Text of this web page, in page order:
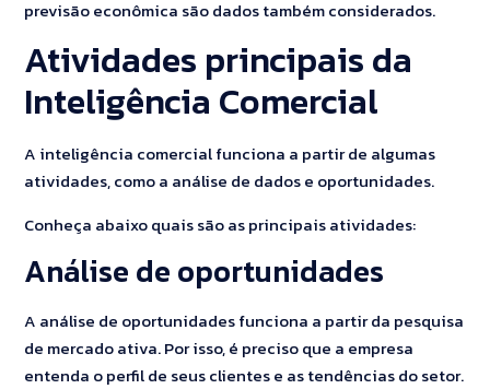
previsão econômica são dados também considerados.
Atividades principais da
Inteligência Comercial
A inteligência comercial funciona a partir de algumas
atividades, como a análise de dados e oportunidades.
Conheça abaixo quais são as principais atividades:
Análise de oportunidades
A análise de oportunidades funciona a partir da pesquisa
de mercado ativa. Por isso, é preciso que a empresa
entenda o perfil de seus clientes e as tendências do setor.